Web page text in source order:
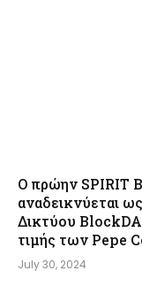
Ο πρώην SPIRIT
αναδεικνύεται
Δικτύου
τιμής των Pepe
July 30, 2024